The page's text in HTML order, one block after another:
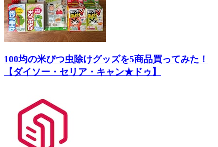
100均の米びつ虫除けグッズを5商品買ってみた！
【ダイソー・セリア・キャン★ドゥ】